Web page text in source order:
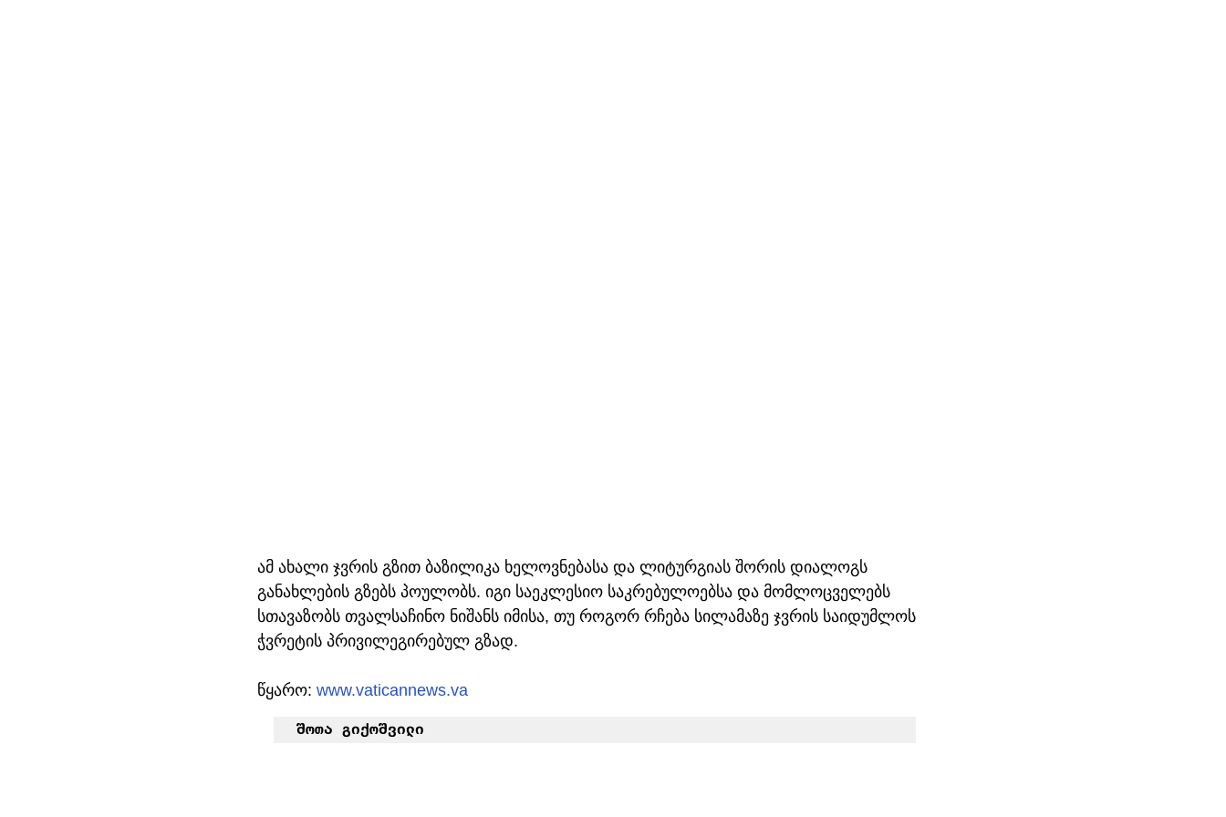
ამ ახალი ჯვრის გზით ბაზილიკა ხელოვნებასა და ლიტურგიას შორის დიალოგს
განახლების გზებს პოულობს. იგი საეკლესიო საკრებულოებსა და მომლოცველებს
სთავაზობს თვალსაჩინო ნიშანს იმისა, თუ როგორ რჩება სილამაზე ჯვრის საიდუმლოს
ჭვრეტის პრივილეგირებულ გზად.
წყარო: www.vaticannews.va
შოთა გიქოშვილი